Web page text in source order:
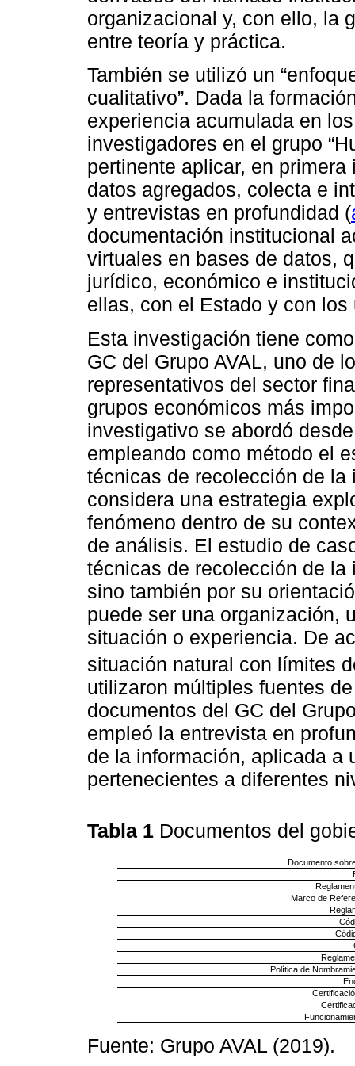
organizacional y, con ello, la
entre teoría y práctica.
También se utilizó un
cualitativo”. Dada la
experiencia acumulada en
investigadores en el grupo
pertinente aplicar, en
datos agregados, colecta e
y entrevistas en profundidad (
documentación institucional
virtuales en bases de datos,
jurídico, económico e
ellas, con el Estado y con los
Esta investigación tiene
GC del Grupo AVAL, uno de
representativos del sector
grupos económicos más
investigativo se abordó
empleando como método el
técnicas de recolección de
considera una estrategia
fenómeno dentro de su
de análisis. El estudio de
técnicas de recolección de
sino también por su
puede ser una organización,
situación o experiencia. De
situación natural con límites
utilizaron múltiples fuentes
documentos del GC del
empleó la entrevista en
de la información, aplicada a
pertenecientes a diferentes
Tabla 1 Documentos del
Documento
Marco de
Política de
Fuente: Grupo AVAL (2019).